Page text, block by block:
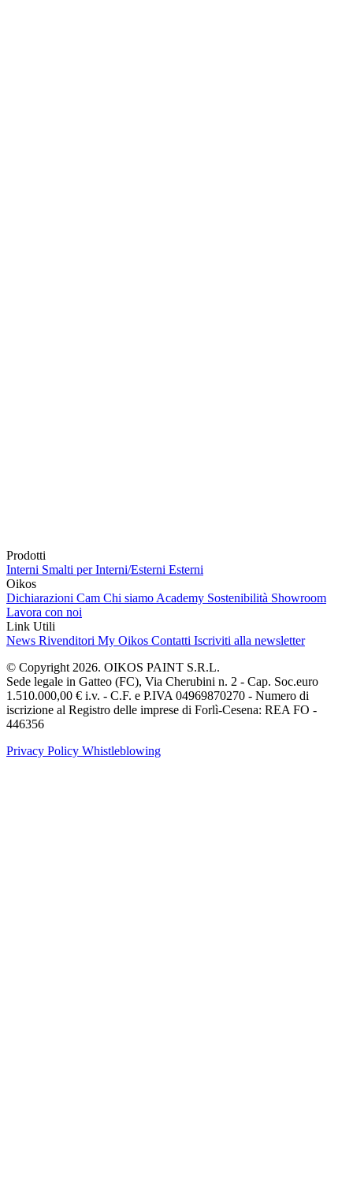
Prodotti
Interni Smalti per Interni/Esterni Esterni
Oikos
Dichiarazioni Cam Chi siamo Academy Sostenibilità Showroom
Lavora con noi
Link Utili
News Rivenditori My Oikos Contatti Iscriviti alla newsletter
© Copyright 2026. OIKOS PAINT S.R.L.
Sede legale in Gatteo (FC), Via Cherubini n. 2 - Cap. Soc.euro
1.510.000,00 € i.v. - C.F. e P.IVA 04969870270 - Numero di
iscrizione al Registro delle imprese di Forlì-Cesena: REA FO -
446356
Privacy Policy Whistleblowing